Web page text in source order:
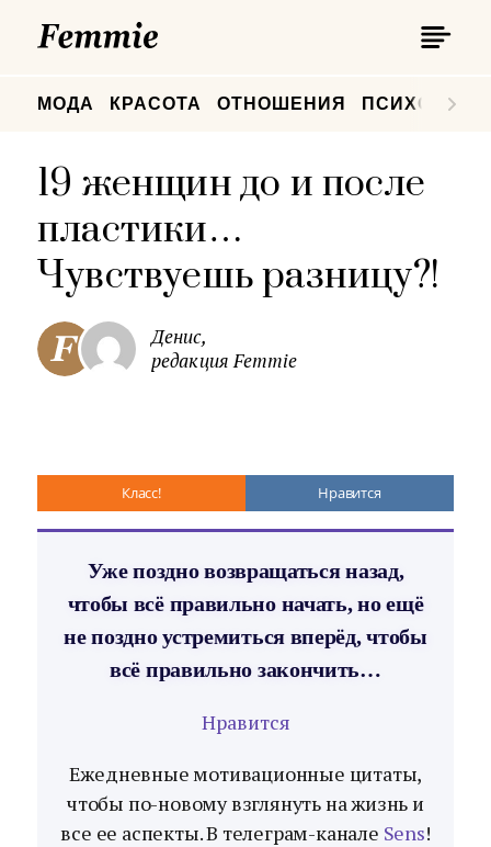
МОДА КРАСОТА ОТНОШЕНИЯ
19 женщин до и после
пластики…
Чувствуешь разницу?!
Денис,
редакция Femmie
Класс! Нравится
Уже поздно возвращаться назад,
чтобы всё правильно начать, но ещё
не поздно устремиться вперёд, чтобы
всё правильно закончить…
Нравится
Ежедневные мотивационные цитаты,
чтобы по-новому взглянуть на жизнь и
все ее аспекты. В телеграм-канале Sens!